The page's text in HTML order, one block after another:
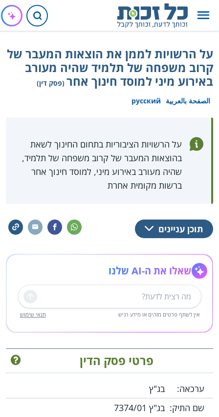
על הרשויות לממן את הוצאות המעבר של
קרוב משפחה של תלמיד שהיה מעורב
באירוע מיני למוסד חינוך אחר (פסק דין)
الصفحة بالعربية
русский
על הרשויות הציבוריות בתחום החינוך לשאת
בהוצאות המעבר של קרוב משפחה של תלמיד,
שהיה מעורב באירוע מיני, למוסד חינוך אחר
ברשות מקומית אחרת
תוכן עניינים
שאלו את ה-AI שלנו
שליחה
אין לשתף פרטים מזהים או מידע רגיש תנאי שימוש
פרטי פסק הדין
ערכאה:
בג"ץ
שם התיק: בג"ץ 7374/01